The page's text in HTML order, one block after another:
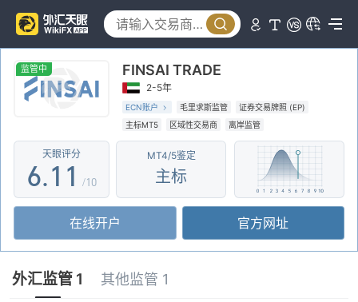
监管中 FINSAI TRADE
2-5年
ECN账户 毛里求斯监管
证券交易牌照 (EP)
主标MT5
区域性交易商 离岸监管
天眼评分
1
2
3
4
5
6
7
8
9
.
0
1
2
3
4
0
1
2
3
4
/10
MT4/5鉴定
主标
在线开户 官方网址
外汇监管 1 其他监管 1